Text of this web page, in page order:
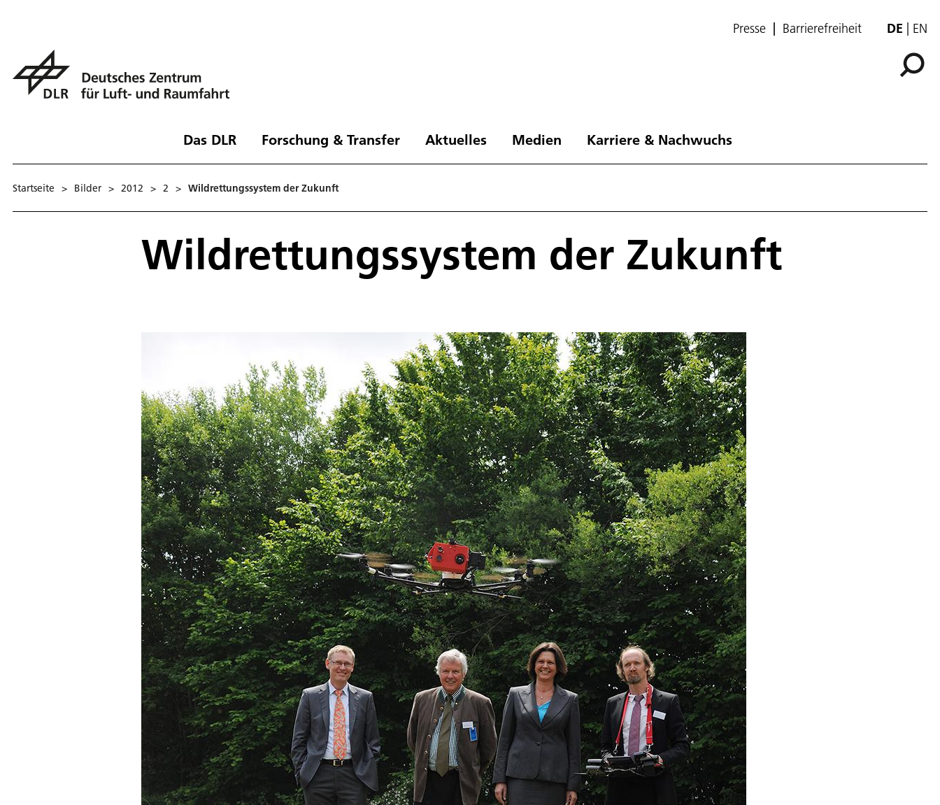
Presse Barrierefreiheit DE EN
Das DLR Forschung & Transfer Aktuelles Medien Karriere & Nachwuchs
Startseite > Bilder > 2012 > 2 > Wildrettungssystem der Zukunft
Wildrettungssystem der Zukunft